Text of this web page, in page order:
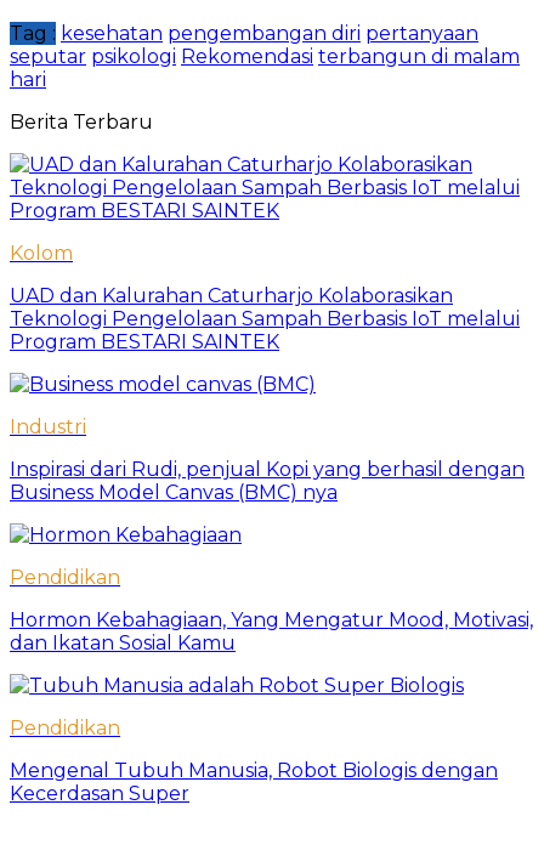
Tag : kesehatan pengembangan diri pertanyaan
seputar psikologi Rekomendasi terbangun di malam
hari
Berita Terbaru
Kolom
UAD dan Kalurahan Caturharjo Kolaborasikan
Teknologi Pengelolaan Sampah Berbasis IoT melalui
Program BESTARI SAINTEK
Industri
Inspirasi dari Rudi, penjual Kopi yang berhasil dengan
Business Model Canvas (BMC) nya
Pendidikan
Hormon Kebahagiaan, Yang Mengatur Mood, Motivasi,
dan Ikatan Sosial Kamu
Pendidikan
Mengenal Tubuh Manusia, Robot Biologis dengan
Kecerdasan Super